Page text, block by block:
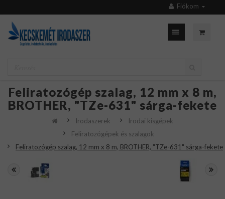
Fiókom
Feliratozógép szalag, 12 mm x 8 m,
BROTHER, "TZe-631" sárga-fekete
Irodaszerek
Irodai kisgépek
Feliratozógépek és szalagok
Feliratozógép szalag, 12 mm x 8 m, BROTHER, "TZe-631" sárga-fekete